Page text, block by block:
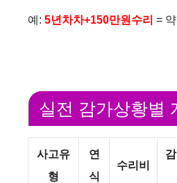
예: 5년차차+150만원수리 = 약
실전 감가상황별
사고유
형
연
식
수리비